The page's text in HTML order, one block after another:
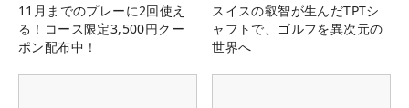
11月までのプレーに2回使え
る！コース限定3,500円クー
ポン配布中！
スイスの叡智が生んだTPTシ
ャフトで、ゴルフを異次元の
世界へ